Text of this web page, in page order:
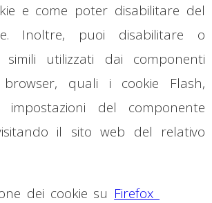
e come poter disabilitare del
Inoltre, puoi disabilitare o
utilizzati dai componenti
quali i cookie Flash,
impostazioni del componente
il sito web del relativo
dei cookie su Firefox